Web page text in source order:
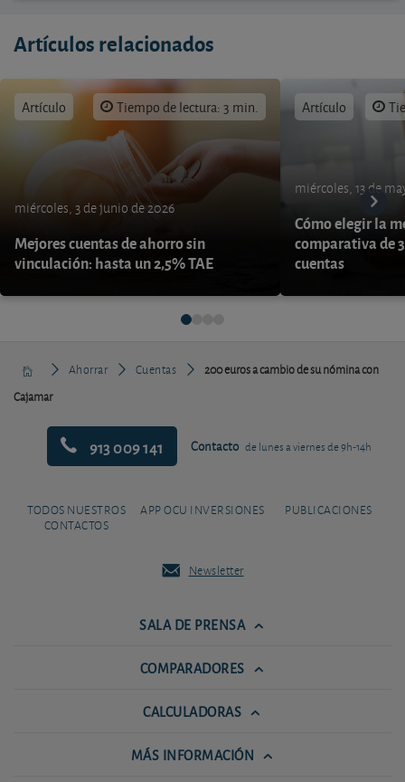
Artículos relacionados
Artículo Tiempo de lectura: 3 min.
miércoles, 3 de junio de 2026
Mejores cuentas de ahorro sin
vinculación: hasta un 2,5% TAE
Artículo
miércoles, 13 de
Cómo elegir la
comparativa de
cuentas
Ahorrar Cuentas
200 euros a cambio de su nómina con
Cajamar
913 009 141 Contacto de lunes a viernes de 9h-14h
TODOS NUESTROS
CONTACTOS
APP OCU INVERSIONES PUBLICACIONES
Newsletter
SALA DE PRENSA
COMPARADORES
CALCULADORAS
MÁS INFORMACIÓN